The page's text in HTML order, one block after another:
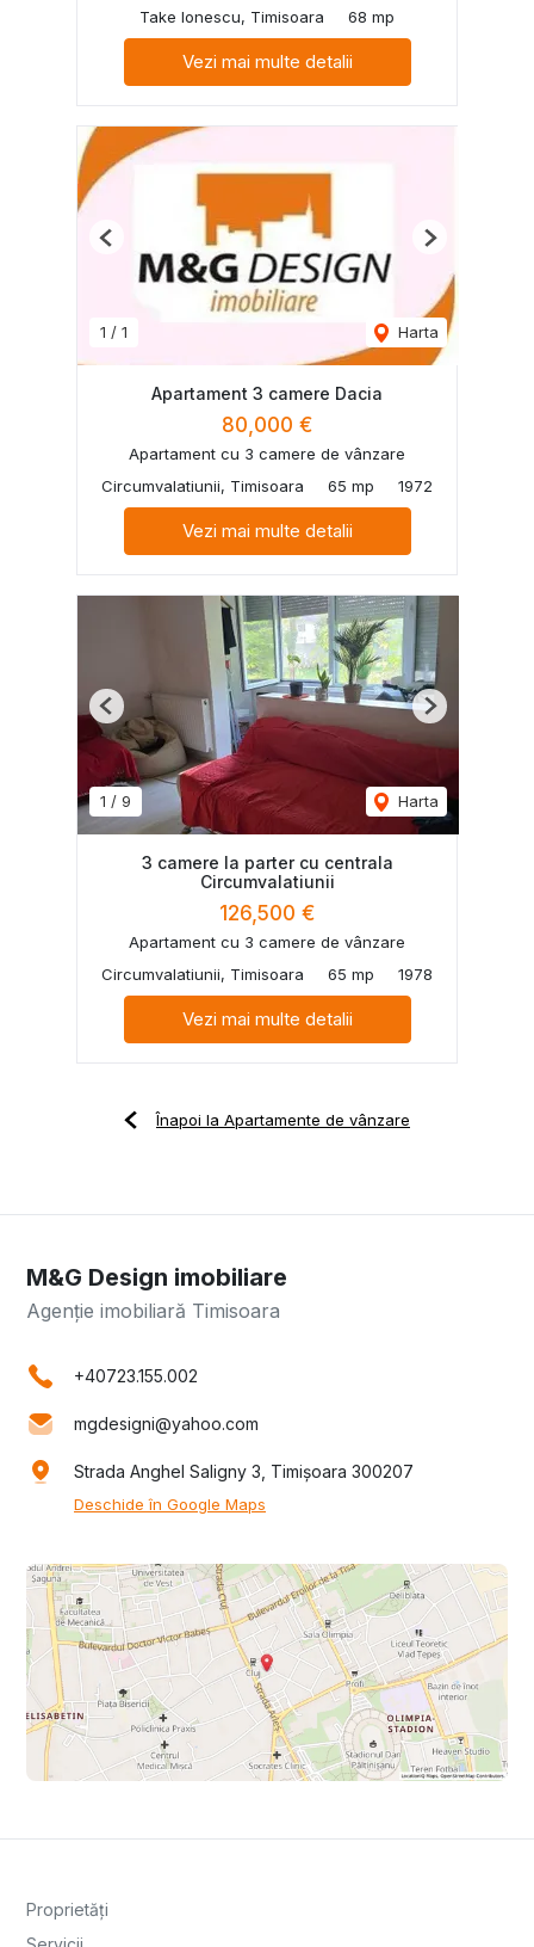
Take Ionescu, Timisoara 68 mp
Vezi mai multe detalii
1 / 1 Harta
Previous Next
Apartament 3 camere Dacia
80,000 €
Apartament cu 3 camere de vânzare
Circumvalatiunii, Timisoara
65 mp 1972
Vezi mai multe detalii
1 / 9 Harta
Previous Next
3 camere la parter cu centrala
Circumvalatiunii
126,500 €
Apartament cu 3 camere de vânzare
Circumvalatiunii, Timisoara
65 mp 1978
Vezi mai multe detalii
Înapoi la Apartamente de vânzare
M&G Design imobiliare
Agenție imobiliară Timisoara
+40723.155.002
mgdesigni@yahoo.com
Strada Anghel Saligny 3, Timișoara 300207
Deschide în Google Maps
Proprietăți